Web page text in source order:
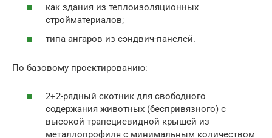
как здания из теплоизоляционных
стройматериалов;
типа ангаров из сэндвич-панелей.
По базовому проектированию:
2+2-рядный скотник для свободного
содержания животных (беспривязного) с
высокой трапециевидной крышей из
металлопрофиля с минимальным количеством